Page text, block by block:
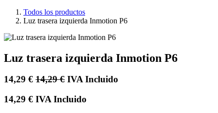
Todos los productos
Luz trasera izquierda Inmotion P6
Luz trasera izquierda Inmotion P6
14,29 € 14,29€ IVA Incluido
14,29 € IVA Incluido